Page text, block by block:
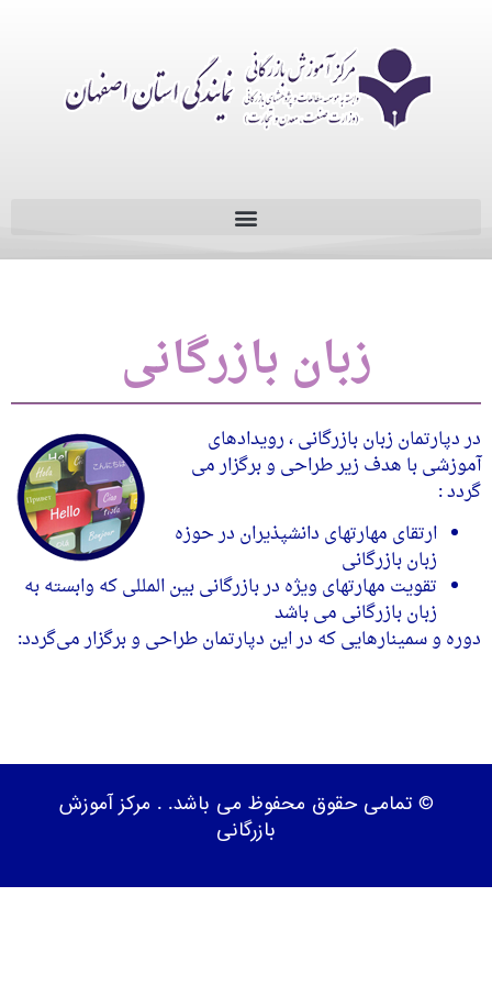
زبان بازرگانی
در دپارتمان زبان بازرگانی ، رویدادهای
آموزشی با هدف زیر طراحی و برگزار می
گردد :
ارتقای مهارتهای دانشپذیران در حوزه
زبان بازرگانی
تقویت مهارتهای ویژه در بازرگانی بین المللی که وابسته به
زبان بازرگانی می باشد
دوره و سمینارهایی که در این دپارتمان طراحی و برگزار می‌گردد:
© تمامی حقوق محفوظ می باشد. . مرکز آموزش
بازرگانی